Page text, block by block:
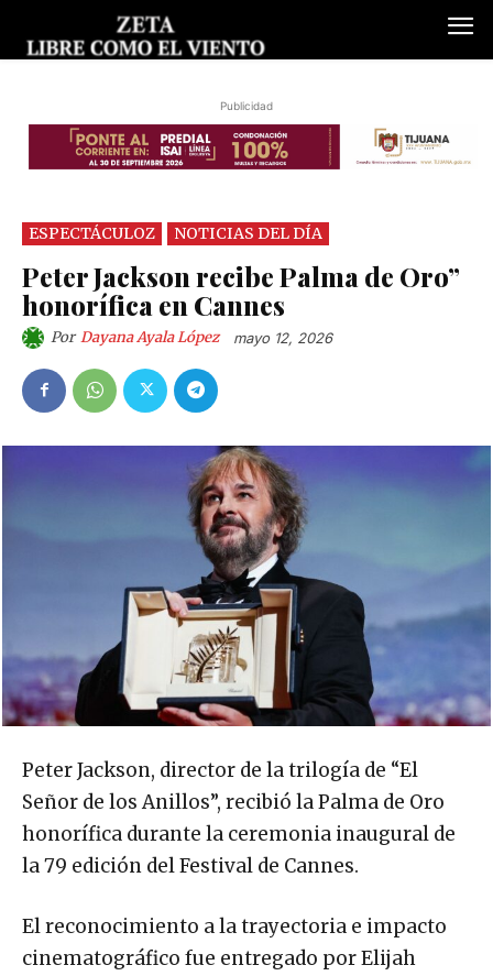
Publicidad
ESPECTÁCULOZ NOTICIAS DEL DÍA
Peter Jackson recibe Palma de Oro”
honorífica en Cannes
Por Dayana Ayala López mayo 12, 2026
Peter Jackson, director de la trilogía de “El
Señor de los Anillos”, recibió la Palma de Oro
honorífica durante la ceremonia inaugural de
la 79 edición del Festival de Cannes.
El reconocimiento a la trayectoria e impacto
cinematográfico fue entregado por Elijah